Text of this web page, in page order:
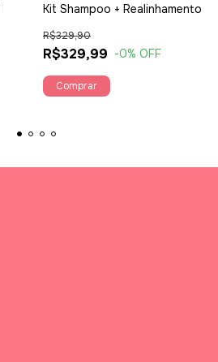
Kit Shampoo + Realinhamento
R$329,99
R$329,90
-0% OFF
Comprar